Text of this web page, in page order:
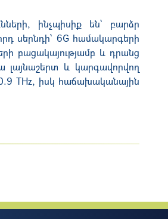
ինչպիսիք են՝ բարձր
սերնդի՝ 6G համակարգերի
բացակայությամբ և դրանց
լայնաշերտ և կարգավորվող
THz, իսկ հաճախականային